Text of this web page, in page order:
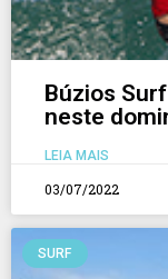
Búzios
neste
LEIA MAIS
03/07/2022
SURF